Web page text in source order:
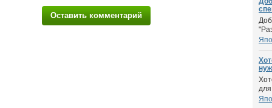
Оставить комментарий